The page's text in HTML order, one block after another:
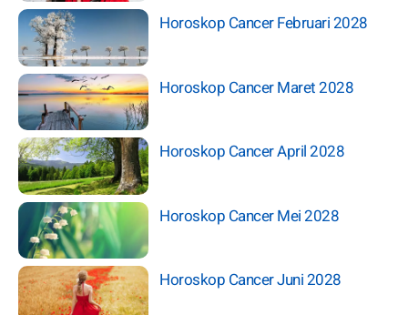
Horoskop Cancer Februari 2028
Horoskop Cancer Maret 2028
Horoskop Cancer April 2028
Horoskop Cancer Mei 2028
Horoskop Cancer Juni 2028